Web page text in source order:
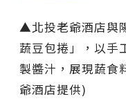
▲北投老爺酒店與
蔬豆包捲」，以手
製醬汁，展現蔬食
爺酒店提供)